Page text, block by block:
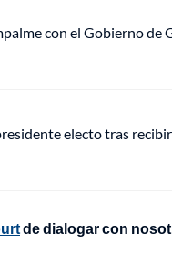
con el Gobierno de
electo tras
de dialogar con